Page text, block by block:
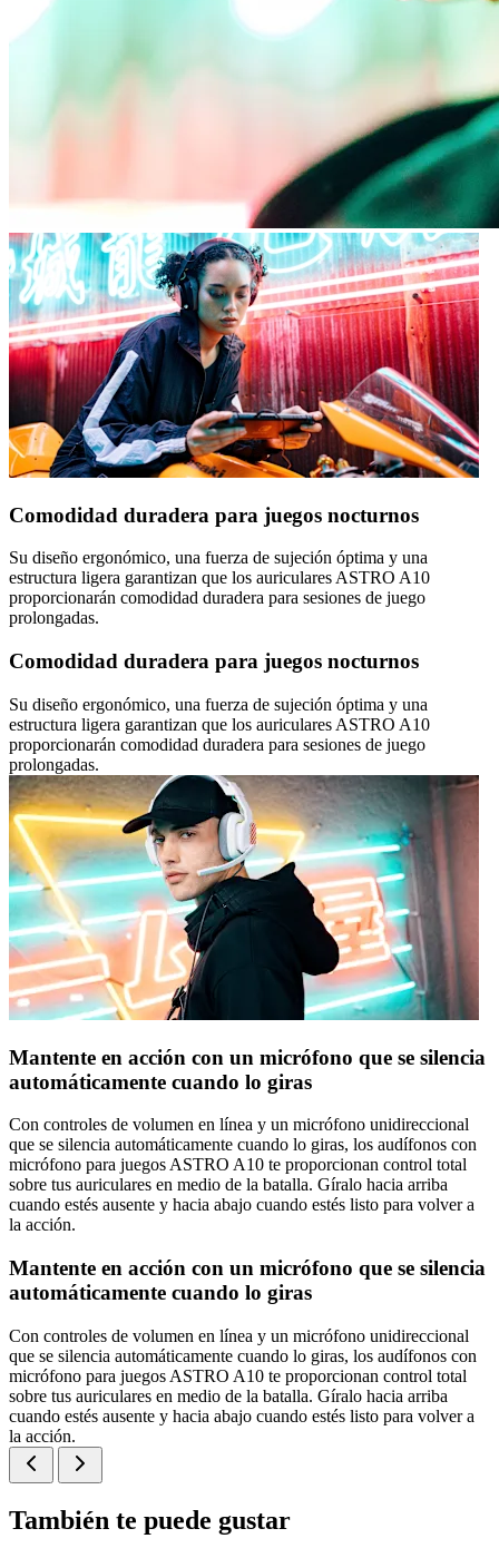
Comodidad duradera para juegos nocturnos
Su diseño ergonómico, una fuerza de sujeción óptima y una
estructura ligera garantizan que los auriculares ASTRO A10
proporcionarán comodidad duradera para sesiones de juego
prolongadas.
Comodidad duradera para juegos nocturnos
Su diseño ergonómico, una fuerza de sujeción óptima y una
estructura ligera garantizan que los auriculares ASTRO A10
proporcionarán comodidad duradera para sesiones de juego
prolongadas.
Mantente en acción con un micrófono que se silencia
automáticamente cuando lo giras
Con controles de volumen en línea y un micrófono unidireccional
que se silencia automáticamente cuando lo giras, los audífonos con
micrófono para juegos ASTRO A10 te proporcionan control total
sobre tus auriculares en medio de la batalla. Gíralo hacia arriba
cuando estés ausente y hacia abajo cuando estés listo para volver a
la acción.
Mantente en acción con un micrófono que se silencia
automáticamente cuando lo giras
Con controles de volumen en línea y un micrófono unidireccional
que se silencia automáticamente cuando lo giras, los audífonos con
micrófono para juegos ASTRO A10 te proporcionan control total
sobre tus auriculares en medio de la batalla. Gíralo hacia arriba
cuando estés ausente y hacia abajo cuando estés listo para volver a
la acción.
También te puede gustar